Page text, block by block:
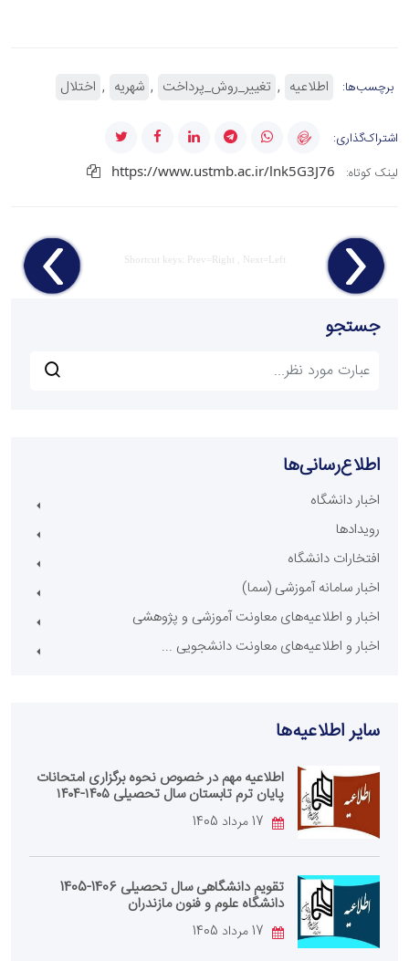
برچسب‌ها: اطلاعیه تغییر_روش_پرداخت شهریه اختلال
اشتراک‌گذاری:
لینک کوتاه:
https://www.ustmb.ac.ir/lnk5G3J76
Shortcut keys: Prev=Right , Next=Left
جستجو
اطلاع‌رسانی‌ها
اخبار دانشگاه
رویدادها
افتخارات دانشگاه
اخبار سامانه آموزشی (سما)
اخبار و اطلاعیه‌های معاونت آموزشی و پژوهشی
اخبار و اطلاعیه‌های معاونت دانشجویی ...
سایر اطلاعیه‌ها
اطلاعیه مهم در خصوص نحوه برگزاری امتحانات
پایان ترم تابستان سال تحصیلی ۱۴۰۵-۱۴۰۴
تقویم دانشگاهی سال تحصیلی 1406-1405
دانشگاه علوم و فنون مازندران